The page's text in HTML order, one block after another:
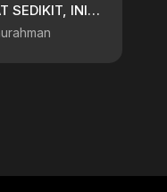
SEDIKIT, INI